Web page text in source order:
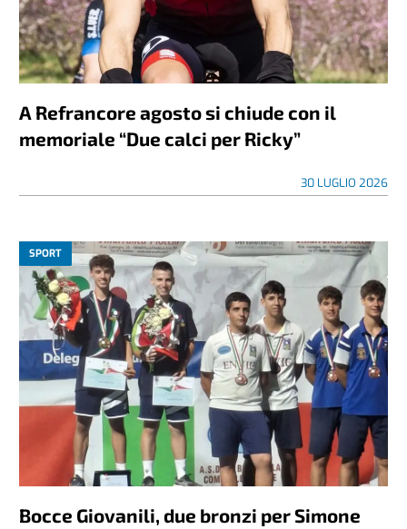
A Refrancore agosto si chiude con il
memoriale “Due calci per Ricky”
30 LUGLIO 2026
SPORT
Bocce Giovanili, due bronzi per Simone